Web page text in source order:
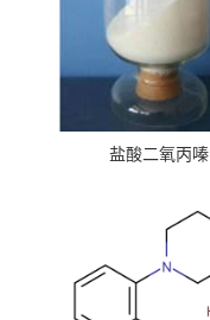
盐酸二氧丙嗪